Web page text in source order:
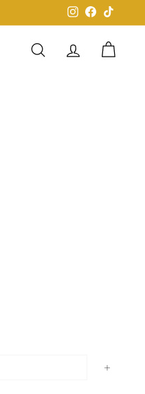
Instagram
Facebook
Buscar CuentaCarrito